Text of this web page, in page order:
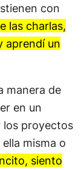
con
las charlas,
aprendí un
manera de
en un
los proyectos
misma o
siento